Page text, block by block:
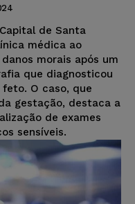
de Santa
médica ao
morais após um
que diagnosticou
O caso, que
gestação, destaca a
de exames
sensíveis.